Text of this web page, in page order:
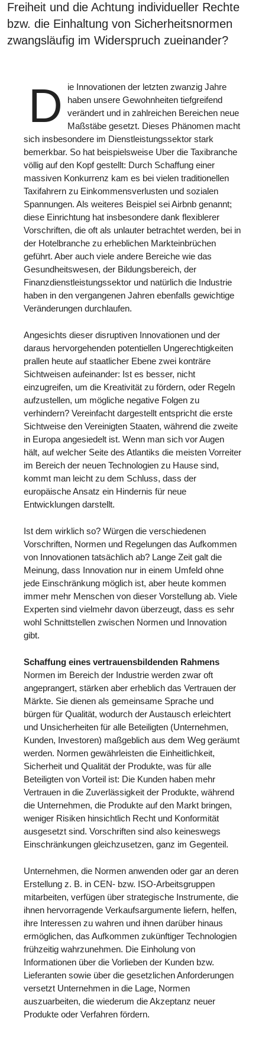
Freiheit und die Achtung individueller Rechte
bzw. die Einhaltung von Sicherheitsnormen
zwangsläufig im Widerspruch zueinander?
D
ie Innovationen der letzten zwanzig Jahre
haben unsere Gewohnheiten tiefgreifend
verändert und in zahlreichen Bereichen neue
Maßstäbe gesetzt. Dieses Phänomen macht
sich insbesondere im Dienstleistungssektor stark
bemerkbar. So hat beispielsweise Uber die Taxibranche
völlig auf den Kopf gestellt: Durch Schaffung einer
massiven Konkurrenz kam es bei vielen traditionellen
Taxifahrern zu Einkommensverlusten und sozialen
Spannungen. Als weiteres Beispiel sei Airbnb genannt;
diese Einrichtung hat insbesondere dank flexiblerer
Vorschriften, die oft als unlauter betrachtet werden, bei in
der Hotelbranche zu erheblichen Markteinbrüchen
geführt. Aber auch viele andere Bereiche wie das
Gesundheitswesen, der Bildungsbereich, der
Finanzdienstleistungssektor und natürlich die Industrie
haben in den vergangenen Jahren ebenfalls gewichtige
Veränderungen durchlaufen.
Angesichts dieser disruptiven Innovationen und der
daraus hervorgehenden potentiellen Ungerechtigkeiten
prallen heute auf staatlicher Ebene zwei konträre
Sichtweisen aufeinander: Ist es besser, nicht
einzugreifen, um die Kreativität zu fördern, oder Regeln
aufzustellen, um mögliche negative Folgen zu
verhindern? Vereinfacht dargestellt entspricht die erste
Sichtweise den Vereinigten Staaten, während die zweite
in Europa angesiedelt ist. Wenn man sich vor Augen
hält, auf welcher Seite des Atlantiks die meisten Vorreiter
im Bereich der neuen Technologien zu Hause sind,
kommt man leicht zu dem Schluss, dass der
europäische Ansatz ein Hindernis für neue
Entwicklungen darstellt.
Ist dem wirklich so? Würgen die verschiedenen
Vorschriften, Normen und Regelungen das Aufkommen
von Innovationen tatsächlich ab? Lange Zeit galt die
Meinung, dass Innovation nur in einem Umfeld ohne
jede Einschränkung möglich ist, aber heute kommen
immer mehr Menschen von dieser Vorstellung ab. Viele
Experten sind vielmehr davon überzeugt, dass es sehr
wohl Schnittstellen zwischen Normen und Innovation
gibt.
Schaffung eines vertrauensbildenden Rahmens
Normen im Bereich der Industrie werden zwar oft
angeprangert, stärken aber erheblich das Vertrauen der
Märkte. Sie dienen als gemeinsame Sprache und
bürgen für Qualität, wodurch der Austausch erleichtert
und Unsicherheiten für alle Beteiligten (Unternehmen,
Kunden, Investoren) maßgeblich aus dem Weg geräumt
werden. Normen gewährleisten die Einheitlichkeit,
Sicherheit und Qualität der Produkte, was für alle
Beteiligten von Vorteil ist: Die Kunden haben mehr
Vertrauen in die Zuverlässigkeit der Produkte, während
die Unternehmen, die Produkte auf den Markt bringen,
weniger Risiken hinsichtlich Recht und Konformität
ausgesetzt sind. Vorschriften sind also keineswegs
Einschränkungen gleichzusetzen, ganz im Gegenteil.
Unternehmen, die Normen anwenden oder gar an deren
Erstellung z. B. in CEN- bzw. ISO-Arbeitsgruppen
mitarbeiten, verfügen über strategische Instrumente, die
ihnen hervorragende Verkaufsargumente liefern, helfen,
ihre Interessen zu wahren und ihnen darüber hinaus
ermöglichen, das Aufkommen zukünftiger Technologien
frühzeitig wahrzunehmen. Die Einholung von
Informationen über die Vorlieben der Kunden bzw.
Lieferanten sowie über die gesetzlichen Anforderungen
versetzt Unternehmen in die Lage, Normen
auszuarbeiten, die wiederum die Akzeptanz neuer
Produkte oder Verfahren fördern.